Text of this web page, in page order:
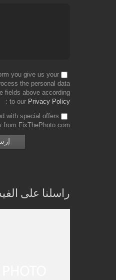
you give us your
the personal data
fields above according
to our Privacy Policy
with special offers
from FixThePhoto.com
راسلنا على